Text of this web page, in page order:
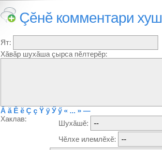
Çĕнĕ комментари хуш
Ят:
Хăвăр шухăша çырса пĕлтерĕр:
Ă ă Ĕ ĕ Ç ç Ÿ ÿ Ӳ ӳ « ... » —
Хаклав:
Шухăшĕ:
Чĕлхе илемлĕхĕ: